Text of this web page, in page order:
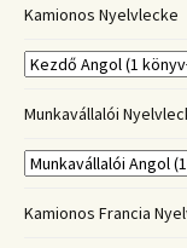
Kamionos Nyelvlecke
Munkavállalói
Kamionos Francia